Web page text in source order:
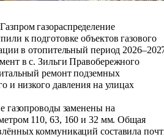
газораспределение
к подготовке объектов газового
в отопительный период
в с. Зильги Правобережного
ремонт подземных
и низкого давления на улицах
газопроводы заменены на
110, 63, 160 и 32 мм. Общая
коммуникаций составила